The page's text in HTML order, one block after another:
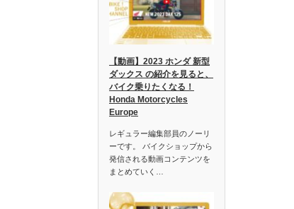
【動画】2023 ホンダ 新型
ダックス の紹介を見ると、
バイク乗りたくなる！
Honda Motorcycles
Europe
レギュラー編集部員のノーリ
ーです。 バイクショップから
発信される動画コンテンツを
まとめていく…